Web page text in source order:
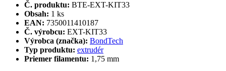
Č. produktu: BTE-EXT-KIT33
Obsah: 1 ks
EAN: 7350011410187
Č. výrobcu: EXT-KIT33
Výrobca (značka): BondTech
Typ produktu: extrudér
Priemer filamentu: 1,75 mm